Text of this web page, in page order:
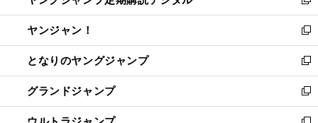
開
く
ウ
で
開
く
ウ
ィ
ン
ド
ウ
で
開
新
し
い
ウ
ィ
ン
ド
ウ
ヤンジャン！
新
し
い
ウ
ィ
ン
となりのヤングジャンプ
新
し
い
ウ
グランドジャンプ
新
し